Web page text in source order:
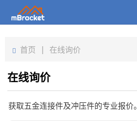
图片
首页 | 在线询价
在线询价
获取五金连接件及冲压件的专业报价。